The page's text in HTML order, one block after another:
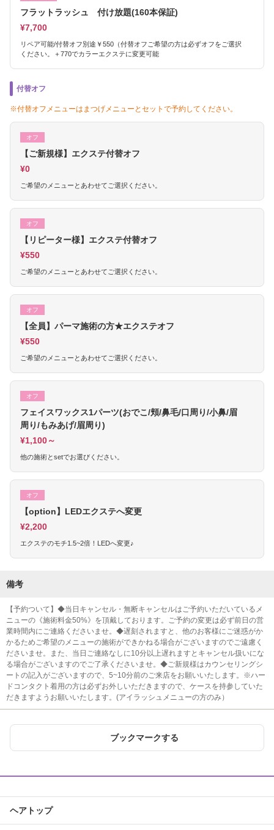
フラットラッシュ 付け放題(160本保証)
¥7,700
リペア可能/付替オフ別途￥550（付替オフご希望の方は必ずオフをご選択
ください。＋770でカラーエクステに変更可能
付替オフ
※付替オフメニューはまつげメニューとセットで予約してください。
オフ
【ご新規様】エクステ付替オフ
¥0
ご希望のメニューとあわせてご選択ください。
オフ
【リピーター様】エクステ付替オフ
¥550
ご希望のメニューとあわせてご選択ください。
オフ
【全員】パーマ施術の方★エクステオフ
¥550
ご希望のメニューとあわせてご選択ください。
オフ
フェイスワックス1パーツ(おでこ/頬/鼻毛/口周り/小鼻/眉
周り/もみあげ/眉周り)
¥1,100～
他の施術とsetでお選びください。
オフ
【option】LEDエクステへ変更
¥2,200
エクステのモチ1.5~2倍！LEDへ変更♪
備考
【予約ついて】◆当日キャンセル・無断キャンセルはご予約いただいているメ
ニューの《施術料金50%》を頂戴しております。ご予約の変更は必ず前日の営
業時間内にご連絡くださいませ。◆遅刻されますと、他のお客様にご迷惑がか
かるためご希望のメニューの施術ができかねる場合がございますのでご遠慮く
ださいませ。また、当日ご連絡なしに10分以上遅れますとキャンセル扱いにな
る場合がございますのでご了承くださいませ。◆ご新規様はカウンセリングシ
ートの記入がございますので、5~10分前のご来店をお願いいたします。※ハー
ドコンタクト着用の方は必ずお外しいただきますので、ケースを持参していた
だきますようお願いいたします。(アイラッシュメニューの方のみ）
ブックマークする
ヘアトップ